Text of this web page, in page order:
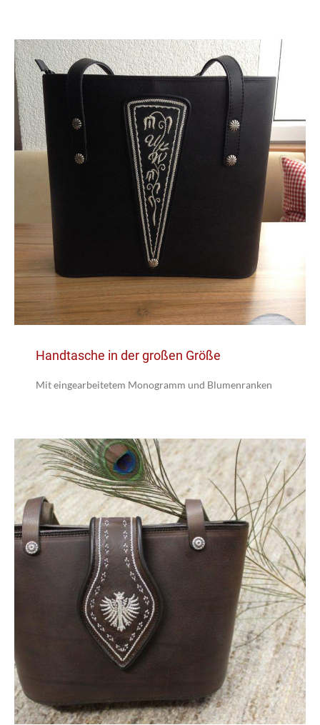
Handtasche in der großen Größe
Mit eingearbeitetem Monogramm und Blumenranken